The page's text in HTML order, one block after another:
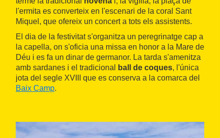
l'ermita es converteix en l'escenari de la coral Sant
Miquel, que ofereix un concert a tots els assistents.
El dia de la festivitat s'organitza un peregrinatge cap a
la capella, on s'oficia una missa en honor a la Mare de
Déu i es fa un dinar de germanor. La tarda s'amenitza
amb sardanes i el tradicional
ball de coques, l'única
jota del segle XVIII que es conserva a la comarca del
Baix Camp.